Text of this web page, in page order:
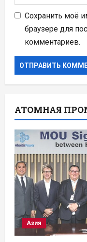
Сохранить моё
браузере для
комментариев.
АТОМНАЯ
Азия